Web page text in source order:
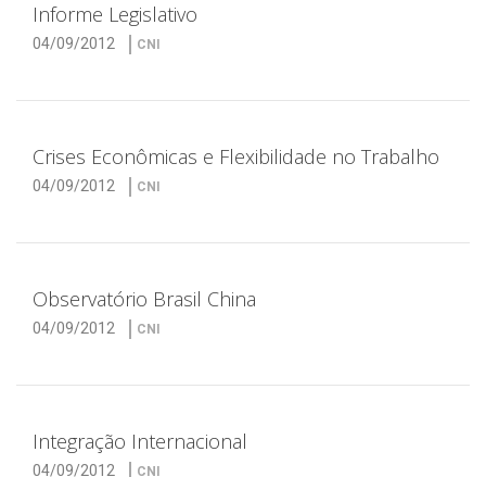
Informe Legislativo
04/09/2012 CNI
Crises Econômicas e Flexibilidade no Trabalho
04/09/2012 CNI
Observatório Brasil China
04/09/2012 CNI
Integração Internacional
04/09/2012 CNI